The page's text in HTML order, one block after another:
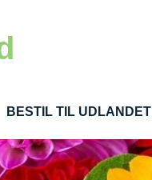
BESTIL TIL UDLANDET